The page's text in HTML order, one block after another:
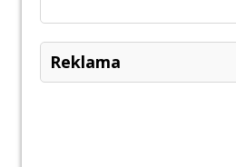
Reklama